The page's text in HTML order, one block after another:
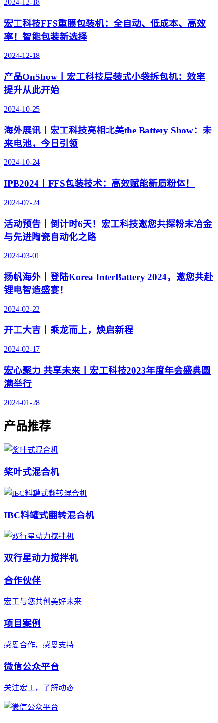
2024-12-18
宏工科技FFS重膜包装机：全自动、低成本、高效
率！智能包装新选择
2024-12-18
产品OnShow丨宏工科技层装式小袋拆包机：效率
提升从此开始
2024-10-25
海外展讯丨宏工科技亮相北美the Battery Show：未
来电池，今日引领
2024-10-24
IPB2024丨FFS包装技术：高效赋能新质粉体！
2024-07-24
活动预告丨倒计时6天！宏工科技邀您共探粉末冶金
与先进陶瓷自动化之路
2024-03-01
扬帆海外丨登陆Korea InterBattery 2024，邀您共赴
锂电智造盛宴！
2024-02-22
开工大吉丨乘龙而上，焕启新程
2024-02-17
宏心聚力 共享未来丨宏工科技2023年度年会盛典圆
满举行
2024-01-28
产品推荐
桨叶式混合机
IBC料罐式翻转混合机
双行星动力搅拌机
合作伙伴
宏工与您共创美好未来
项目案例
感恩合作，感恩支持
微信公众平台
关注宏工，了解动态